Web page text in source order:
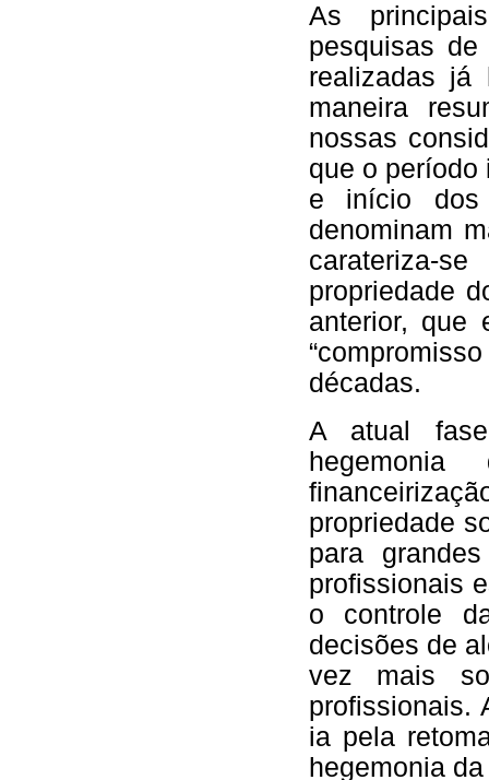
As
pesquisas
realizadas já
maneira
nossas
que o período
e início
denominam
carateriza-
propriedade
anterior, que
décadas.
A atual
propriedade
para
profissionais
o controle
decisões de
vez mais
profissionais.
ia pela
hegemonia